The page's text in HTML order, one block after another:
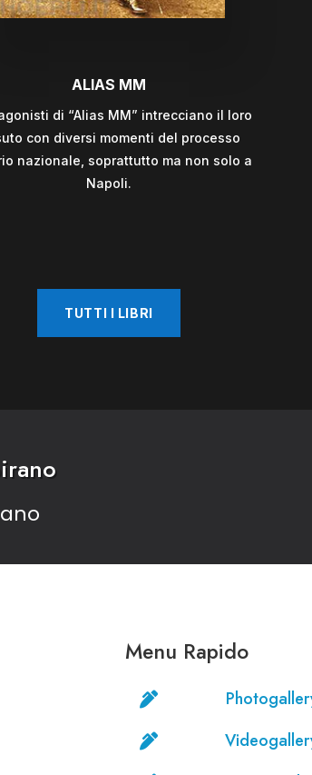
ALIAS MM
di “Alias MM” intrecciano il loro
con diversi momenti del processo
nazionale, soprattutto ma non solo a
Napoli.
TUTTI I LIBRI
Menu Rapido

